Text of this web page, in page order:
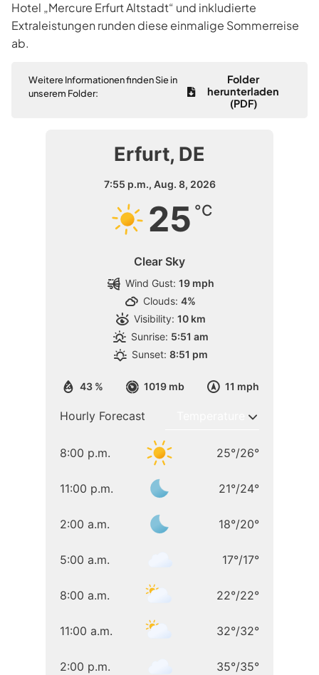
Hotel „Mercure Erfurt Altstadt“ und inkludierte
Extraleistungen runden diese einmalige Sommerreise
ab.
Weitere Informationen finden Sie in
unserem Folder:
Folder
herunterladen
(PDF)
Erfurt, DE
7:55 p.m., Aug. 8, 2026
25 °C
Clear Sky
43 % 1019 mb 11 mph
Wind Gust: 19 mph
Clouds: 4%
Visibility: 10 km
Sunrise: 5:51 am
Sunset: 8:51 pm
Hourly Forecast
8:00 p.m. 25°/26°
11:00 p.m. 21°/24°
2:00 a.m. 18°/20°
5:00 a.m. 17°/17°
8:00 a.m. 22°/22°
11:00 a.m. 32°/32°
2:00 p.m. 35°/35°